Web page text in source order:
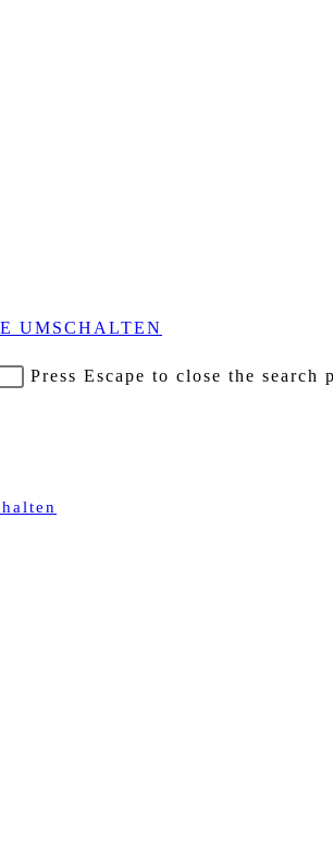
UMSCHALTEN
Press Escape to close the search